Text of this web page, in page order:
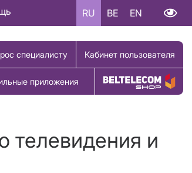
RU BE EN
специалисту Кабинет пользователя
приложения Купить товар
телевидения и